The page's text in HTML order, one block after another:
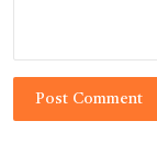
Post Comment